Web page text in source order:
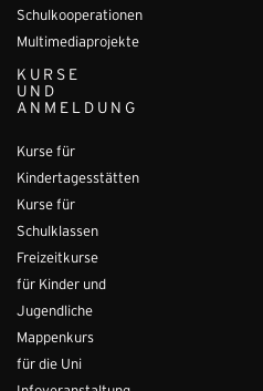
Schulkooperationen
Multimediaprojekte
KURSE
UND
ANMELDUNG
Kurse für
Kindertagesstätten
Kurse für
Schulklassen
Freizeitkurse
für Kinder und
Jugendliche
Mappenkurs
für die Uni